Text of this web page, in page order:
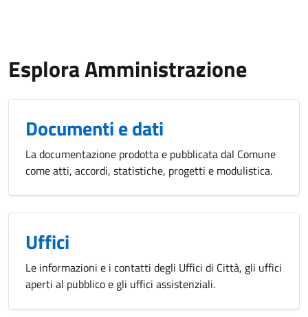
Esplora Amministrazione
Documenti e dati
La documentazione prodotta e pubblicata dal Comune
come atti, accordi, statistiche, progetti e modulistica.
Uffici
Le informazioni e i contatti degli Uffici di Città, gli uffici
aperti al pubblico e gli uffici assistenziali.